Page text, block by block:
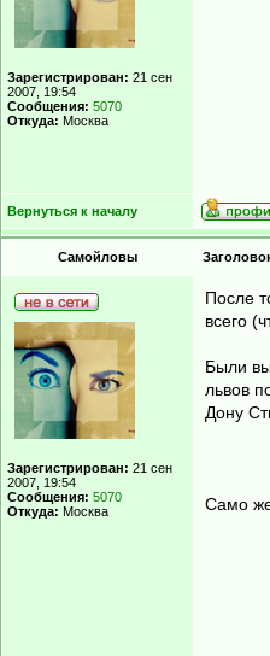
Зарегистрирован: 21 сен
2007, 19:54
Сообщения: 5070
Откуда: Москва
Вернуться к началу
Самойловы
Зарегистрирован: 21 сен
2007, 19:54
Сообщения: 5070
Откуда: Москва
После
всего
Были
львов
Дону
Само